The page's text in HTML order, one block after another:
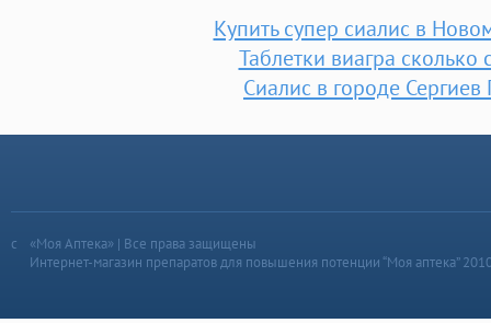
Купить супер сиалис в
Таблетки виагра сколько
Сиалис в городе Сергиев
«Моя Аптека» | Все права защищены
Интернет-магазин препаратов для повышения потенции “Моя аптека”